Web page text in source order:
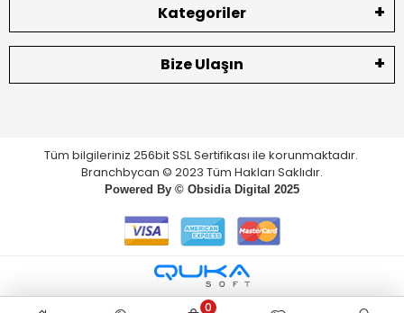
Kategoriler
Bize Ulaşın
Tüm bilgileriniz 256bit SSL Sertifikası ile korunmaktadır.
Branchbycan © 2023 Tüm Hakları Saklıdır.
Powered By © Obsidia Digital 2025
0